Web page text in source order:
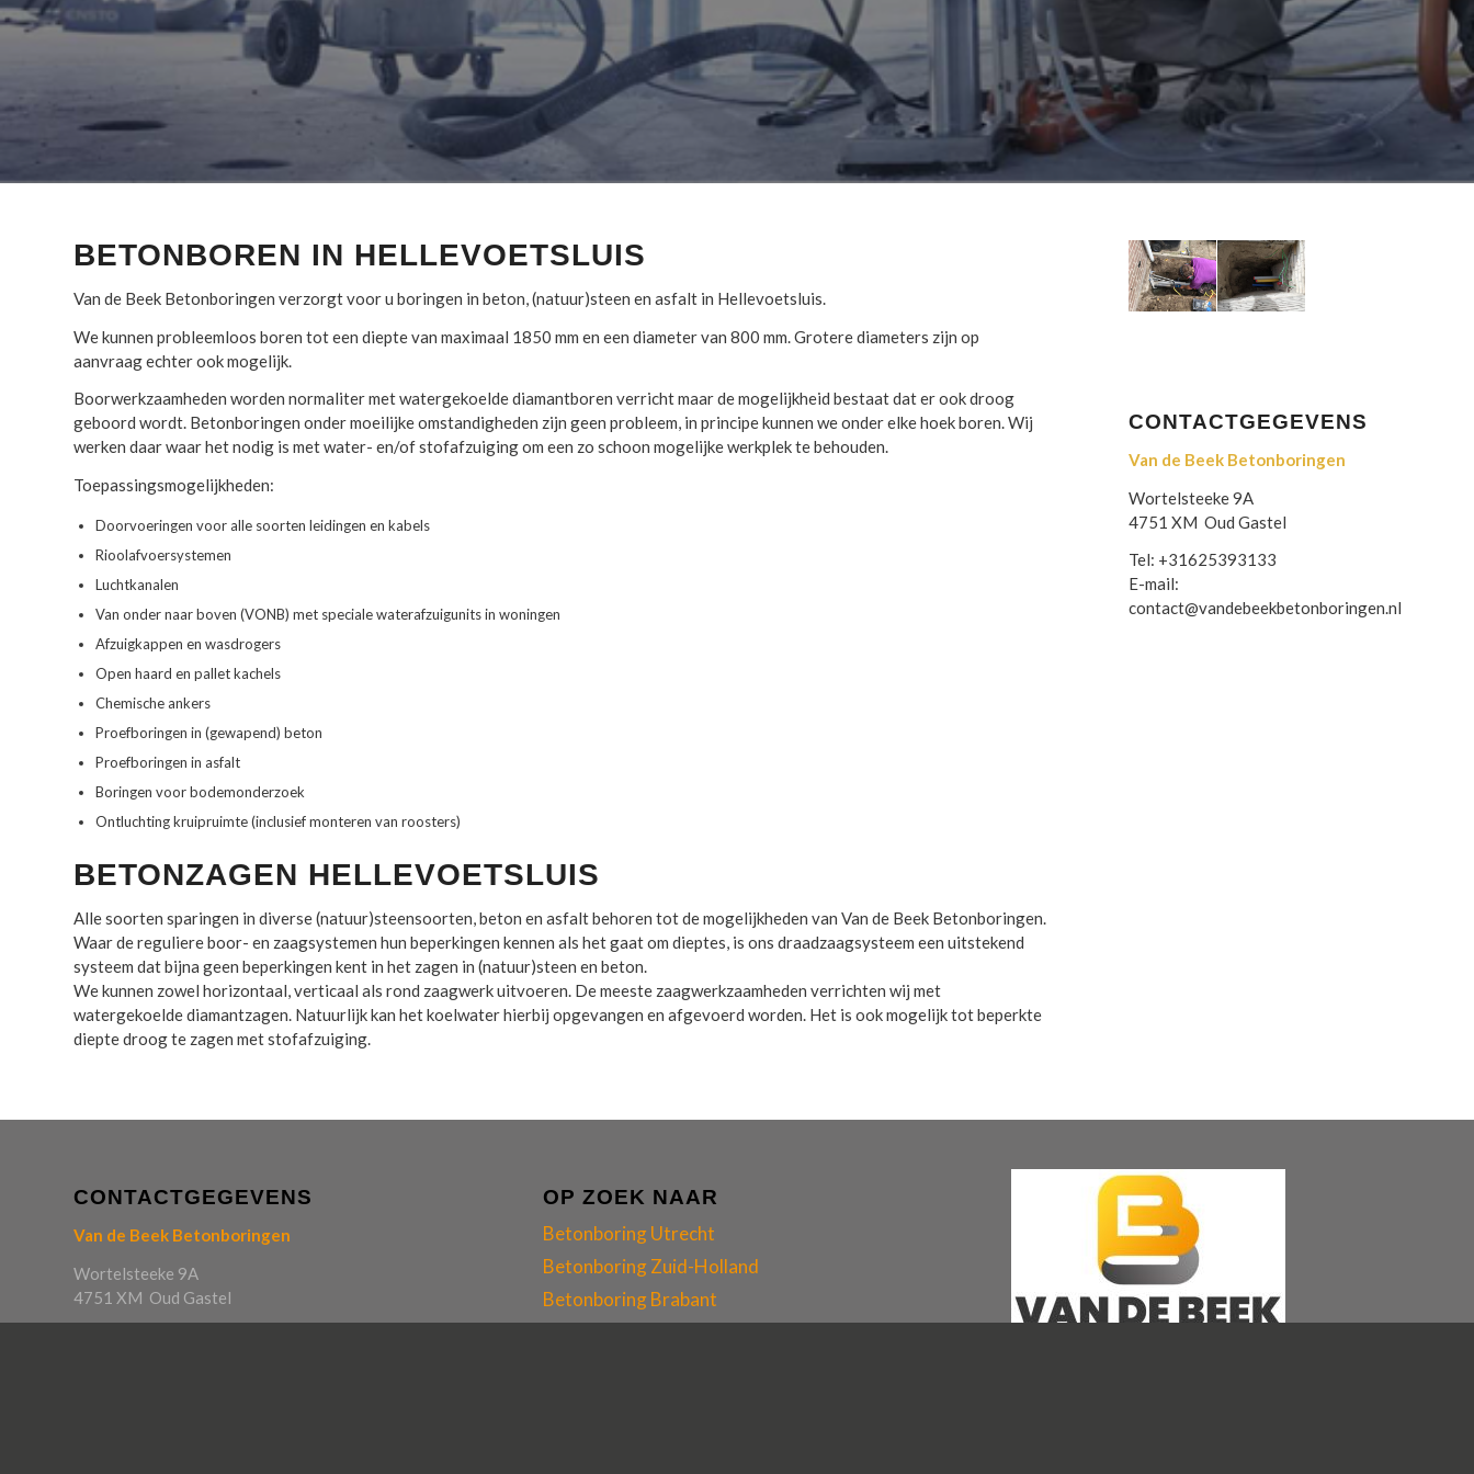
BETONBOREN IN HELLEVOETSLUIS
Van de Beek Betonboringen verzorgt voor u boringen in beton, (natuur)steen en asfalt in Hellevoetsluis.
We kunnen probleemloos boren tot een diepte van maximaal 1850 mm en een diameter van 800 mm. Grotere diameters zijn op
aanvraag echter ook mogelijk.
Boorwerkzaamheden worden normaliter met watergekoelde diamantboren verricht maar de mogelijkheid bestaat dat er ook droog
geboord wordt. Betonboringen onder moeilijke omstandigheden zijn geen probleem, in principe kunnen we onder elke hoek boren. Wij
werken daar waar het nodig is met water- en/of stofafzuiging om een zo schoon mogelijke werkplek te behouden.
Toepassingsmogelijkheden:
Doorvoeringen voor alle soorten leidingen en kabels
Rioolafvoersystemen
Luchtkanalen
Van onder naar boven (VONB) met speciale waterafzuigunits in woningen
Afzuigkappen en wasdrogers
Open haard en pallet kachels
Chemische ankers
Proefboringen in (gewapend) beton
Proefboringen in asfalt
Boringen voor bodemonderzoek
Ontluchting kruipruimte (inclusief monteren van roosters)
BETONZAGEN HELLEVOETSLUIS
Alle soorten sparingen in diverse (natuur)steensoorten, beton en asfalt behoren tot de mogelijkheden van Van de Beek Betonboringen.
Waar de reguliere boor- en zaagsystemen hun beperkingen kennen als het gaat om dieptes, is ons draadzaagsysteem een uitstekend
systeem dat bijna geen beperkingen kent in het zagen in (natuur)steen en beton.
We kunnen zowel horizontaal, verticaal als rond zaagwerk uitvoeren. De meeste zaagwerkzaamheden verrichten wij met
watergekoelde diamantzagen. Natuurlijk kan het koelwater hierbij opgevangen en afgevoerd worden. Het is ook mogelijk tot beperkte
diepte droog te zagen met stofafzuiging.
CONTACTGEGEVENS
Van de Beek Betonboringen
Wortelsteeke 9A
4751 XM Oud Gastel
Tel: +31625393133
E-mail:
contact@vandebeekbetonboringen.nl
CONTACTGEGEVENS
Van de Beek Betonboringen
Wortelsteeke 9A
4751 XM Oud Gastel
OP ZOEK NAAR
Betonboring Utrecht
Betonboring Zuid-Holland
Betonboring Brabant